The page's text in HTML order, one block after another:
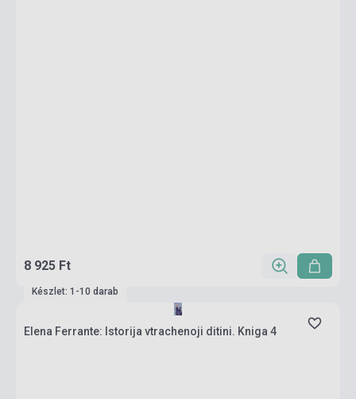
8 925 Ft
Készlet: 1-10 darab
Elena Ferrante: Istorija vtrachenoji ditini. Kniga 4